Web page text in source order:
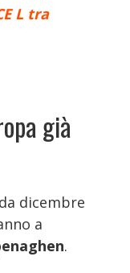
L tra
già
dicembre
a
.